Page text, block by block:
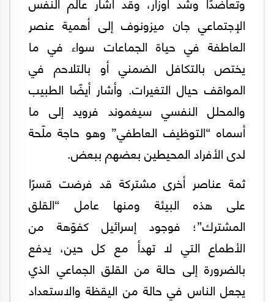
الإجتماعي جان ميزونوف إلى أهمية عنصر
العاطفة في حياة الجماعات سواء في ما
يختص بالتكافل الضمني أو بالتلاحم في
المواقف حيال التغيرات. وأشار أيضًا الطبيب
والمحلل النفسي سيغموند فرويد إلى ما
أسماه “التوظيف العاطفي” وهو حاجة ملّحة
لدى الأفراد المحيطين بعضهم ببعض.
ثمة عناصر أخرى مشتركة قد فرضت قسرًا
على هذه البيئة ومنها عامل “القلق
المشترك”؛ فوجود إسرائيل كفوّهة من
الأطماع التي لا تهدأ مع كل حين، يدفع
بالضرورة إلى حالة من القلق الجماعي الذي
يجعل الناس في حالة من اليقظة والاستعداد